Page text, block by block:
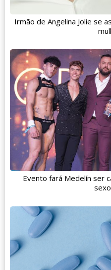
Irmão de Angelina Jolie se
Evento fará Medelín ser